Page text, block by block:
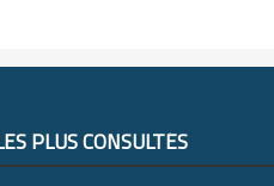
PLUS CONSULTÉS